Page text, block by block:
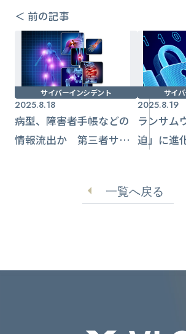
＜ 前の記事
サイバーインシデント
2025.8.18
病型、障害者手帳などの
情報流出か 第三者サー
サイ
2025.8.19
ランサム
迫」に進
一覧へ戻る